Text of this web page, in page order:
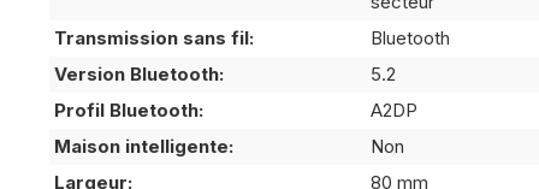
Transmission sans fil:
Bluetooth
Version Bluetooth:
5.2
Profil Bluetooth:
A2DP
Maison intelligente:
Non
Largeur:
80 mm